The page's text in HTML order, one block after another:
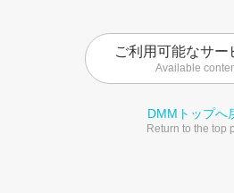
ご利用可能なサー
Available
DMMトップへ
Return to the top